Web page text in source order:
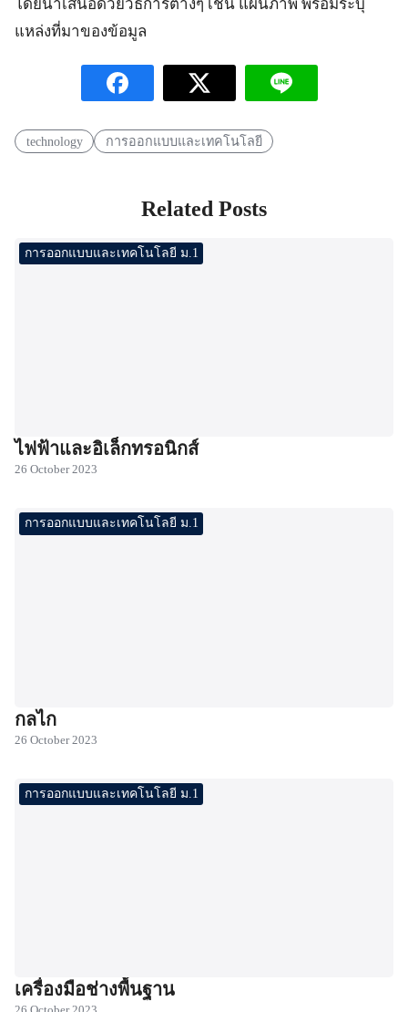
โดยนำเสนอด้วยวิธีการต่างๆ เช่น แผนภาพ พร้อมระบุ
แหล่งที่มาของข้อมูล
technology การออกแบบและเทคโนโลยี
Related Posts
การออกแบบและเทคโนโลยี ม.1
ไฟฟ้าและอิเล็กทรอนิกส์
26 October 2023
การออกแบบและเทคโนโลยี ม.1
กลไก
26 October 2023
การออกแบบและเทคโนโลยี ม.1
เครื่องมือช่างพื้นฐาน